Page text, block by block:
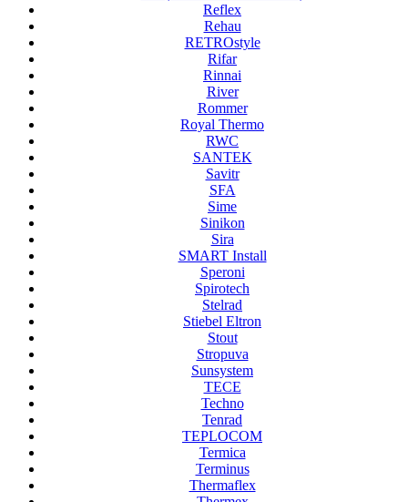
Reflex
Rehau
RETROstyle
Rifar
Rinnai
River
Rommer
Royal Thermo
RWC
SANTEK
Savitr
SFA
Sime
Sinikon
Sira
SMART Install
Speroni
Spirotech
Stelrad
Stiebel Eltron
Stout
Stropuva
Sunsystem
TECE
Techno
Tenrad
TEPLOCOM
Termica
Terminus
Thermaflex